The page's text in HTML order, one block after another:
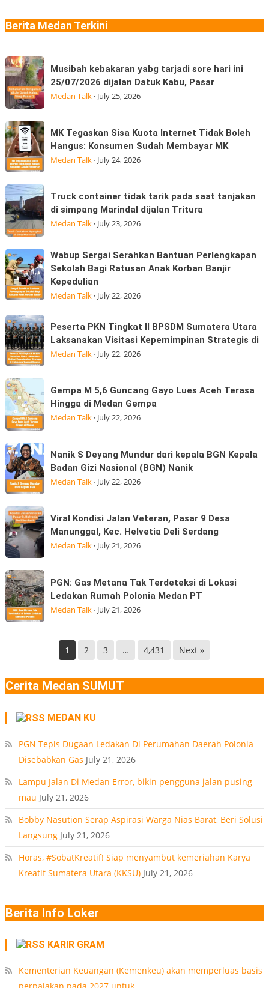
Sudah
Makan
SR-
GT
dan
Moto
GP
Edition
hadir
Berita Medan Terkini
Musibah
kebakaran
yabg
tarjadi
sore
hari
ini
25/07/2026
Datuk
Kabu,
Pasar
Musibah kebakaran yabg tarjadi sore hari ini
25/07/2026 dijalan Datuk Kabu, Pasar
Medan Talk· July 25, 2026
MK
Tegaskan
Sisa
Kuota
Internet
Tidak
Boleh
Hangus:
Sudah
Membayar
MK
MK Tegaskan Sisa Kuota Internet Tidak Boleh
Hangus: Konsumen Sudah Membayar MK
Medan Talk· July 24, 2026
Truck
container
tidak
tarik
pada
saat
tanjakan
di
Marindal
dijalan
Tritura
Truck container tidak tarik pada saat tanjakan
di simpang Marindal dijalan Tritura
Medan Talk· July 23, 2026
Wabup
Sergai
Serahkan
Bantuan
Perlengkapan
Sekolah
Bagi
Ratusan
Anak
Korban
Banjir
Kepedulian
Wabup Sergai Serahkan Bantuan Perlengkapan
Sekolah Bagi Ratusan Anak Korban Banjir
Kepedulian
Medan Talk· July 22, 2026
Peserta
PKN
Tingkat
II
BPSDM
Sumatera
Utara
Laksanakan
Kepemimpinan
Strategis
di
Peserta PKN Tingkat II BPSDM Sumatera Utara
Laksanakan Visitasi Kepemimpinan Strategis di
Medan Talk· July 22, 2026
Gempa
M
5,6
Guncang
Gayo
Lues
Aceh
Terasa
di
Medan
Gempa
Gempa M 5,6 Guncang Gayo Lues Aceh Terasa
Hingga di Medan Gempa
Medan Talk· July 22, 2026
Nanik
S
Deyang
Mundur
dari
kepala
BGN
Kepala
Gizi
Nasional
(BGN) Nanik
Nanik S Deyang Mundur dari kepala BGN Kepala
Badan Gizi Nasional (BGN) Nanik
Medan Talk· July 22, 2026
Viral
Kondisi
Jalan
Veteran,
Pasar
9
Desa
Manunggal,
Viral Kondisi Jalan Veteran, Pasar 9 Desa
Manunggal, Kec. Helvetia Deli Serdang
Medan Talk· July 21, 2026
PGN:
Gas
Metana
Tak
Ledakan
Rumah
Medan
PGN: Gas Metana Tak Terdeteksi di Lokasi
Ledakan Rumah Polonia Medan PT
Medan Talk· July 21, 2026
1 2 3 … 4,431 Next »
Cerita Medan SUMUT
MEDAN KU
PGN Tepis Dugaan Ledakan Di Perumahan Daerah Polonia
Disebabkan Gas July 21, 2026
Lampu Jalan Di Medan Error, bikin pengguna jalan pusing
mau July 21, 2026
Bobby Nasution Serap Aspirasi Warga Nias Barat, Beri Solusi
Langsung July 21, 2026
Horas, #SobatKreatif! Siap menyambut kemeriahan Karya
Kreatif Sumatera Utara (KKSU) July 21, 2026
Berita Info Loker
KARIR GRAM
Kementerian Keuangan (Kemenkeu) akan memperluas basis